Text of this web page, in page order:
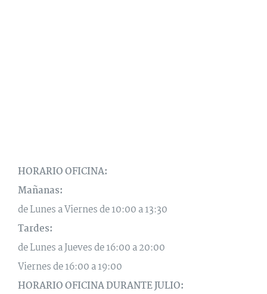
HORARIO OFICINA:
Mañanas:
de Lunes a Viernes de 10:00 a 13:30
Tardes:
de Lunes a Jueves de 16:00 a 20:00
Viernes de 16:00 a 19:00
HORARIO OFICINA DURANTE JULIO: